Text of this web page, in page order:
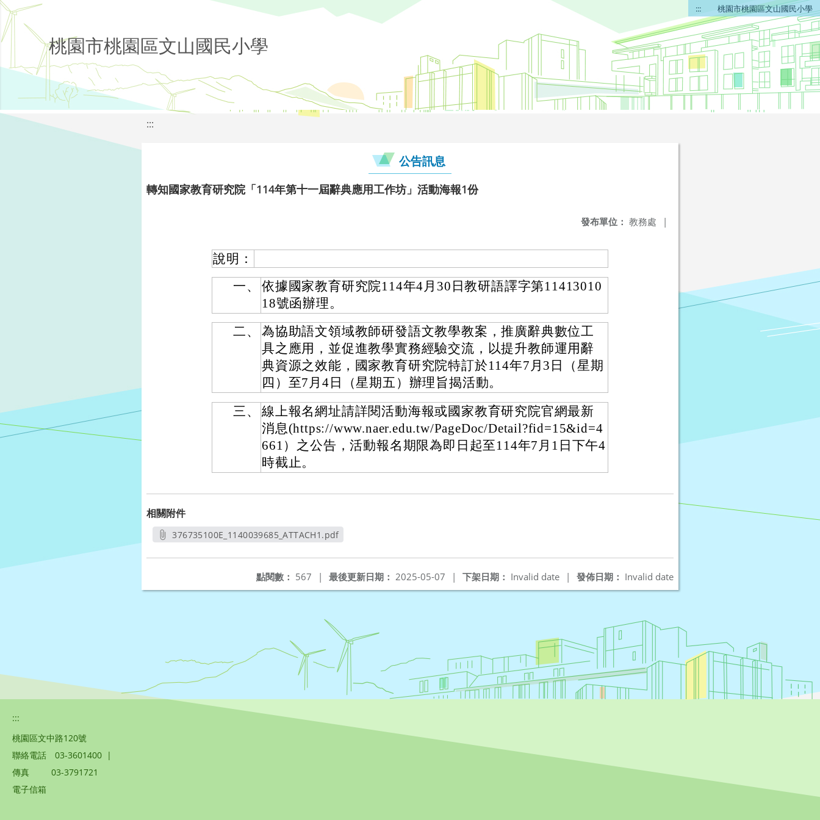
::: 桃園市桃園區文山國民小學
桃園市桃園區文山國民小學
:::
公告訊息
轉知國家教育研究院「114年第十一屆辭典應用工作坊」活動海報1份
發布單位： 教務處 |
說明：
一、
依據國家教育研究院114年4月30日教研語譯字第11413010
18號函辦理。
二、
為協助語文領域教師研發語文教學教案，推廣辭典數位工
具之應用，並促進教學實務經驗交流，以提升教師運用辭
典資源之效能，國家教育研究院特訂於114年7月3日（星期
四）至7月4日（星期五）辦理旨揭活動。
三、
線上報名網址請詳閱活動海報或國家教育研究院官網最新
消息(https://www.naer.edu.tw/PageDoc/Detail?fid=15&id=4
661）之公告，活動報名期限為即日起至114年7月1日下午4
時截止。
相關附件
376735100E_1140039685_ATTACH1.pdf
發佈日期： Invalid date
下架日期： Invalid date |
最後更新日期： 2025-05-07 |
點閱數： 567 |
:::
桃園區文中路120號
聯絡電話
03-3601400 |
傳真
03-3791721
電子信箱